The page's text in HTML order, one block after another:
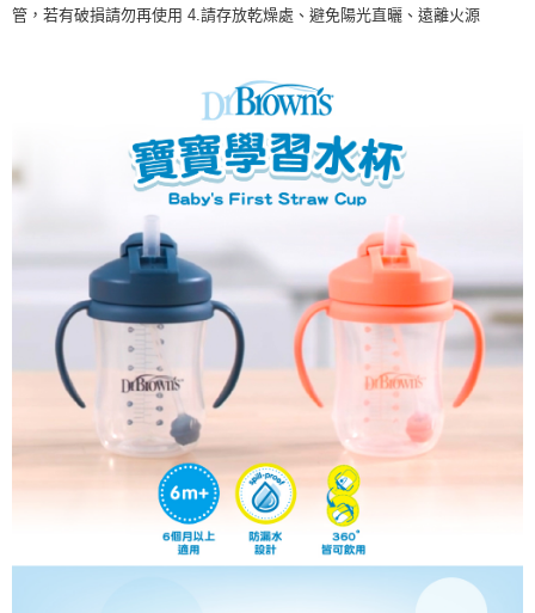
管，若有破損請勿再使用 4.請存放乾燥處、避免陽光直曬、遠離火源